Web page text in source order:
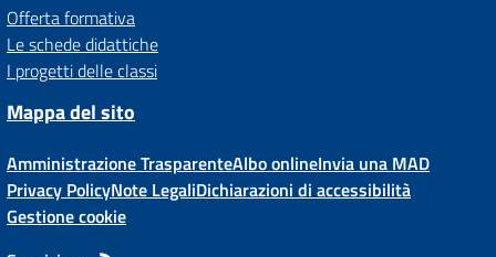
Offerta formativa
Le schede didattiche
I progetti delle classi
Mappa del sito
Amministrazione TrasparenteAlbo onlineInvia una MAD
Privacy PolicyNote LegaliDichiarazioni di accessibilità
Gestione cookie